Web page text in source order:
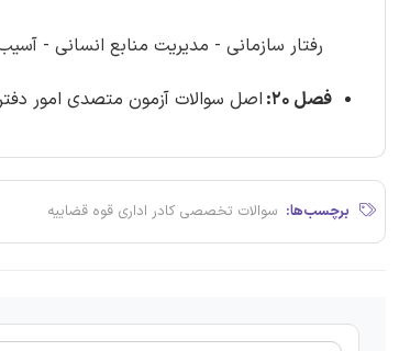
رفتار سازمانی - مدیریت منابع انسانی -
فصل 20: اصل سوالات آزمون متصدی امور دفتری قوه قضاییه
برچسب‌ها: سوالات تخصصی کادر اداری قوه قضاییه